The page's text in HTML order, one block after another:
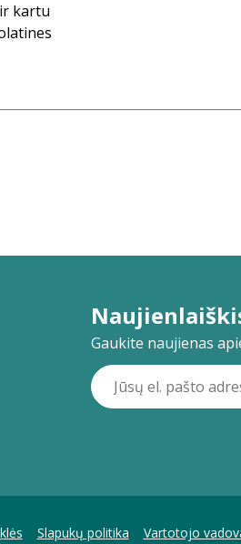
kartu
Gaukite naujienas
Slapukų politika Vartotojo